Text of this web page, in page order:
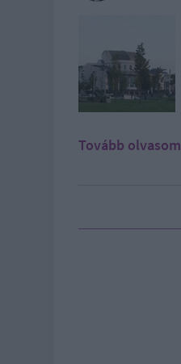
Tovább olvasom